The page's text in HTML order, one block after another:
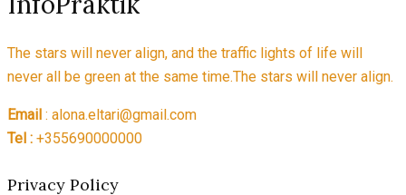
The stars will never align, and the traffic lights of life will
never all be green at the same time.The stars will never align.
Email : alona.eltari@gmail.com
Tel : +355690000000
Privacy Policy